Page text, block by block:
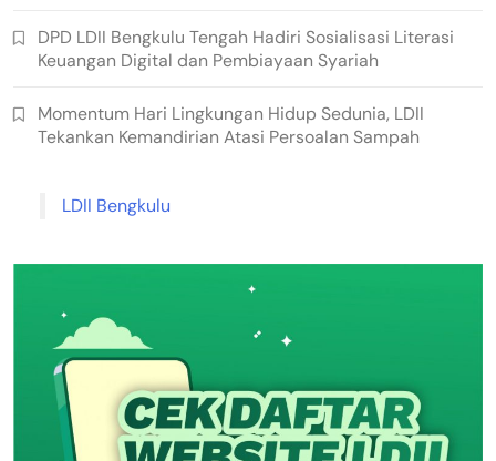
DPD LDII Bengkulu Tengah Hadiri Sosialisasi Literasi
Keuangan Digital dan Pembiayaan Syariah
Momentum Hari Lingkungan Hidup Sedunia, LDII
Tekankan Kemandirian Atasi Persoalan Sampah
LDII Bengkulu